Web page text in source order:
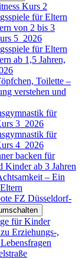
Kurs 2
für Eltern
von 2 bis 3
5_2026
für Eltern
ab 1,5 Jahren,
Toilette –
verstehen und
für
3_2026
für
4_2026
backen für
Kinder ab 3 Jahren
– Ein
FZ Düsseldorf-
für Kinder
Erziehungs-,